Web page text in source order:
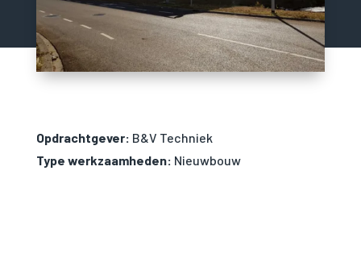
Opdrachtgever: B&V Techniek
Type werkzaamheden: Nieuwbouw